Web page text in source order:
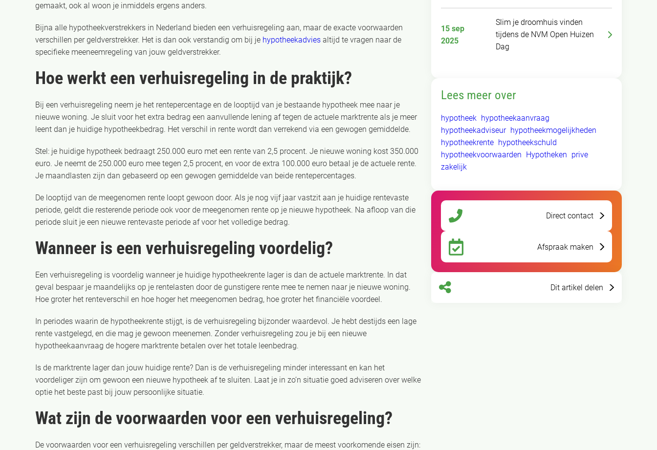
gemaakt, ook al woon je inmiddels ergens anders.
Bijna alle hypotheekverstrekkers in Nederland bieden een verhuisregeling aan, maar de exacte voorwaarden
verschillen per geldverstrekker. Het is dan ook verstandig om bij je hypotheekadvies altijd te vragen naar de
specifieke meeneemregeling van jouw geldverstrekker.
Hoe werkt een verhuisregeling in de praktijk?
Bij een verhuisregeling neem je het rentepercentage en de looptijd van je bestaande hypotheek mee naar je
nieuwe woning. Je sluit voor het extra bedrag een aanvullende lening af tegen de actuele marktrente als je meer
leent dan je huidige hypotheekbedrag. Het verschil in rente wordt dan verrekend via een gewogen gemiddelde.
Stel: je huidige hypotheek bedraagt 250.000 euro met een rente van 2,5 procent. Je nieuwe woning kost 350.000
euro. Je neemt de 250.000 euro mee tegen 2,5 procent, en voor de extra 100.000 euro betaal je de actuele rente.
Je maandlasten zijn dan gebaseerd op een gewogen gemiddelde van beide rentepercentages.
De looptijd van de meegenomen rente loopt gewoon door. Als je nog vijf jaar vastzit aan je huidige rentevaste
periode, geldt die resterende periode ook voor de meegenomen rente op je nieuwe hypotheek. Na afloop van die
periode sluit je een nieuwe rentevaste periode af voor het volledige bedrag.
Wanneer is een verhuisregeling voordelig?
Een verhuisregeling is voordelig wanneer je huidige hypotheekrente lager is dan de actuele marktrente. In dat
geval bespaar je maandelijks op je rentelasten door de gunstigere rente mee te nemen naar je nieuwe woning.
Hoe groter het renteverschil en hoe hoger het meegenomen bedrag, hoe groter het financiële voordeel.
In periodes waarin de hypotheekrente stijgt, is de verhuisregeling bijzonder waardevol. Je hebt destijds een lage
rente vastgelegd, en die mag je gewoon meenemen. Zonder verhuisregeling zou je bij een nieuwe
hypotheekaanvraag de hogere marktrente betalen over het totale leenbedrag.
Is de marktrente lager dan jouw huidige rente? Dan is de verhuisregeling minder interessant en kan het
voordeliger zijn om gewoon een nieuwe hypotheek af te sluiten. Laat je in zo’n situatie goed adviseren over welke
optie het beste past bij jouw persoonlijke situatie.
Wat zijn de voorwaarden voor een verhuisregeling?
De voorwaarden voor een verhuisregeling verschillen per geldverstrekker, maar de meest voorkomende eisen zijn:
15 sep
2025
Slim je droomhuis vinden
tijdens de NVM Open Huizen
Dag
Lees meer over
hypotheek hypotheekaanvraag
hypotheekadviseur hypotheekmogelijkheden
hypotheekrente hypotheekschuld
hypotheekvoorwaarden Hypotheken prive
zakelijk
Direct contact
Afspraak maken
Dit artikel delen